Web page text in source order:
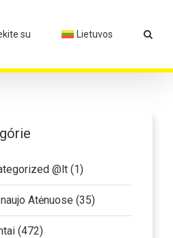
su Lietuvos
@lt (1)
Atėnuose (35)
(472)